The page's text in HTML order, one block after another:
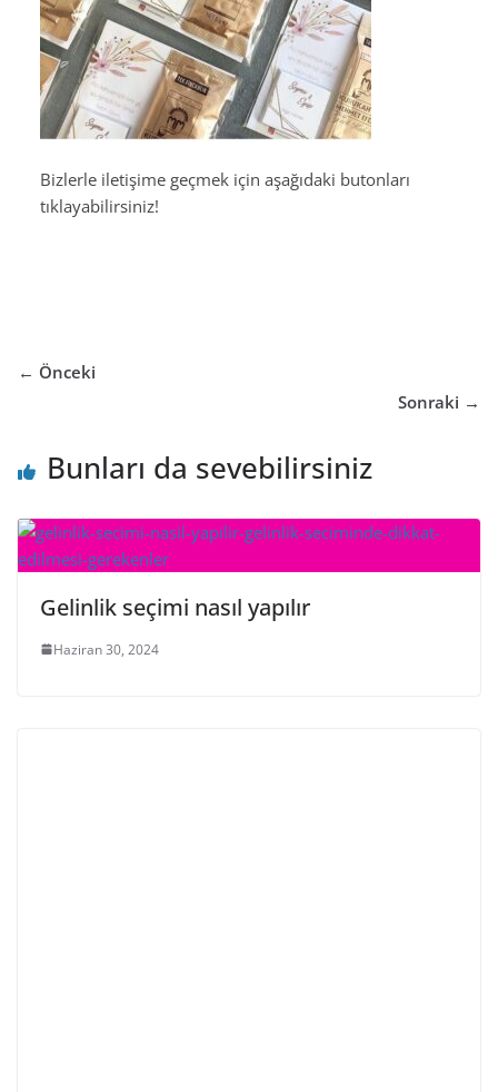
Bizlerle iletişime geçmek için aşağıdaki butonları
tıklayabilirsiniz!
← Önceki
Sonraki →
Bunları da sevebilirsiniz
Gelinlik seçimi nasıl yapılır
Haziran 30, 2024